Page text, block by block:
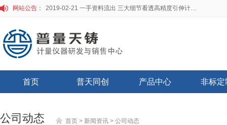
网站公告： 2019-02-21 一手资料流出 三大细节看透高精度引伸计标定仪
首页 普天同创 产品中心 非标定
公司动态 首页 > 新闻资讯 > 公司动态